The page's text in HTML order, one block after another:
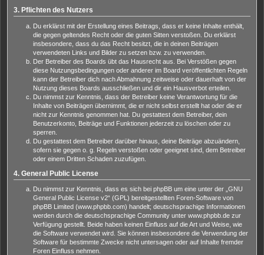
3. Pflichten des Nutzers
Du erklärst mit der Erstellung eines Beitrags, dass er keine Inhalte enthält,
die gegen geltendes Recht oder die guten Sitten verstoßen. Du erklärst
insbesondere, dass du das Recht besitzt, die in deinen Beiträgen
verwendeten Links und Bilder zu setzen bzw. zu verwenden.
Der Betreiber des Boards übt das Hausrecht aus. Bei Verstößen gegen
diese Nutzungsbedingungen oder anderer im Board veröffentlichten Regeln
kann der Betreiber dich nach Abmahnung zeitweise oder dauerhaft von der
Nutzung dieses Boards ausschließen und dir ein Hausverbot erteilen.
Du nimmst zur Kenntnis, dass der Betreiber keine Verantwortung für die
Inhalte von Beiträgen übernimmt, die er nicht selbst erstellt hat oder die er
nicht zur Kenntnis genommen hat. Du gestattest dem Betreiber, dein
Benutzerkonto, Beiträge und Funktionen jederzeit zu löschen oder zu
sperren.
Du gestattest dem Betreiber darüber hinaus, deine Beiträge abzuändern,
sofern sie gegen o. g. Regeln verstoßen oder geeignet sind, dem Betreiber
oder einem Dritten Schaden zuzufügen.
4. General Public License
Du nimmst zur Kenntnis, dass es sich bei phpBB um eine unter der „GNU
General Public License v2“ (GPL) bereitgestellten Foren-Software von
phpBB Limited (www.phpbb.com) handelt; deutschsprachige Informationen
werden durch die deutschsprachige Community unter www.phpbb.de zur
Verfügung gestellt. Beide haben keinen Einfluss auf die Art und Weise, wie
die Software verwendet wird. Sie können insbesondere die Verwendung der
Software für bestimmte Zwecke nicht untersagen oder auf Inhalte fremder
Foren Einfluss nehmen.